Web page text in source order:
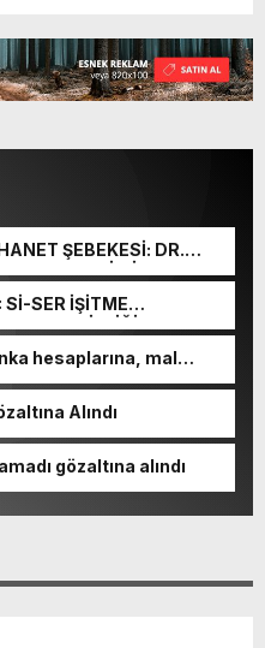
ŞEBEKESİ: DR.
MERKEZİ’NİN SGK
Sİ-SER İŞİTME
TACİRLİĞİ
hesaplarına, mal
Alındı
gözaltına alındı